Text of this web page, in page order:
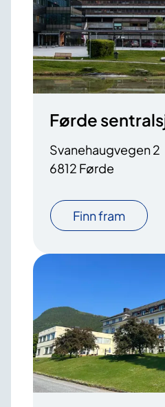
Førde
Svanehaugvegen 2
6812 Førde
Finn fram